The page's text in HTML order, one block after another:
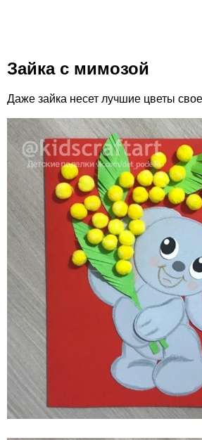
Зайка с мимозой
Даже зайка несет лучшие цветы